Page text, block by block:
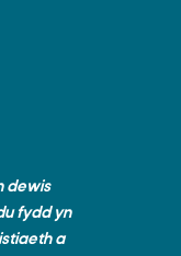
dewis
fydd yn
a